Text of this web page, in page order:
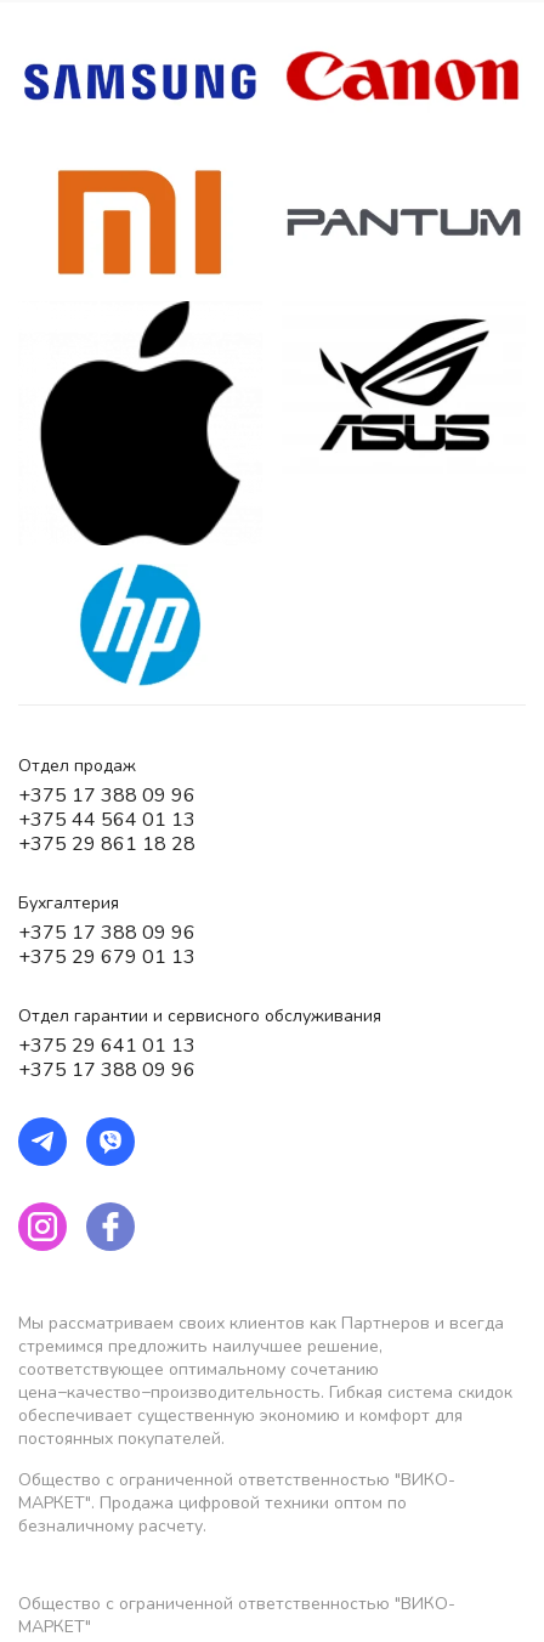
Отдел продаж
+375 17 388 09 96
+375 44 564 01 13
+375 29 861 18 28
Бухгалтерия
+375 17 388 09 96
+375 29 679 01 13
Отдел гарантии и сервисного обслуживания
+375 29 641 01 13
+375 17 388 09 96
Мы рассматриваем своих клиентов как Партнеров и всегда
стремимся предложить наилучшее решение,
соответствующее оптимальному сочетанию
цена−качество−производительность. Гибкая система скидок
обеспечивает существенную экономию и комфорт для
постоянных покупателей.
Общество с ограниченной ответственностью "ВИКО-
МАРКЕТ". Продажа цифровой техники оптом по
безналичному расчету.
Общество с ограниченной ответственностью "ВИКО-
МАРКЕТ"